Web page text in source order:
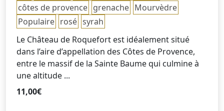
côtes de provence grenache Mourvèdre
Populaire rosé syrah
Le Château de Roquefort est idéalement situé
dans l’aire d’appellation des Côtes de Provence,
entre le massif de la Sainte Baume qui culmine à
une altitude ...
11,00€